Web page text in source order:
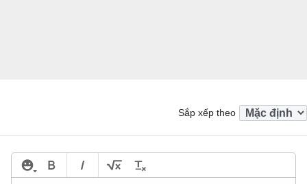
Sắp xếp theo